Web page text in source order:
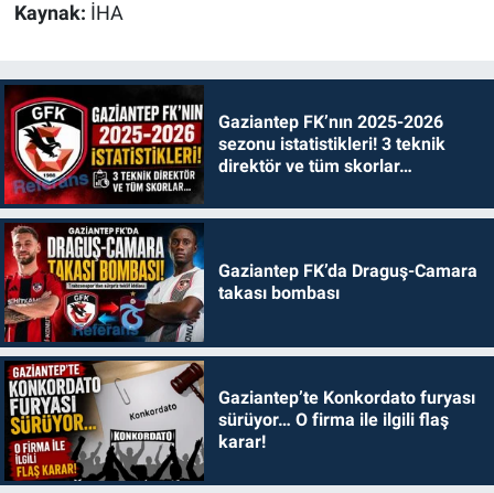
Kaynak: İHA
Gaziantep FK’nın 2025-2026
sezonu istatistikleri! 3 teknik
direktör ve tüm skorlar…
Gaziantep FK’da Draguş-Camara
takası bombası
Gaziantep’te Konkordato furyası
sürüyor… O firma ile ilgili flaş
karar!